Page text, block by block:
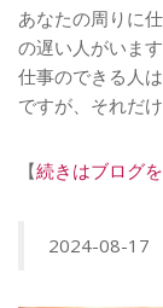
あなたの周りに
の遅い人がいます
仕事のできる人
ですが、それだ
【続きはブログ
2024-08-17